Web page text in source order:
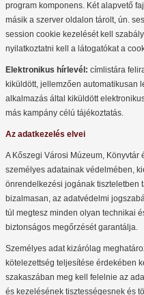
program komponens. Két alapvető
másik a szerver oldalon tárolt, ún.
session cookie kezelését kell
nyilatkoztatni kell a látogatókat a
Elektronikus hírlevél: címlistára
kiküldött, jellemzően automatikusan
alkalmazás által kiküldött
más kampány célú tájékoztatás.
Az adatkezelés elvei
A Kőszegi Városi Múzeum,
személyes adatainak védelmében,
önrendelkezési jogának tiszteletben
bizalmasan, az adatvédelmi
túl megtesz minden olyan technikai
biztonságos megőrzését garantálja.
Személyes adat kizárólag
kötelezettség teljesítése érdekében
szakaszában meg kell felelnie az
és kezelésének tisztességesnek és